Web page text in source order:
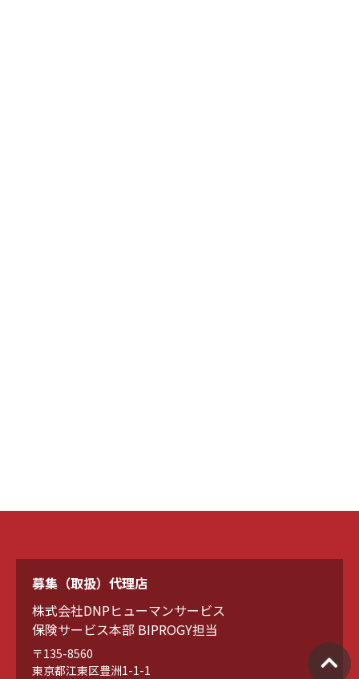
募集（取扱）代理店
株式会社DNPヒューマンサービス
保険サービス本部 BIPROGY担当
〒135-8560
東京都江東区豊洲1-1-1